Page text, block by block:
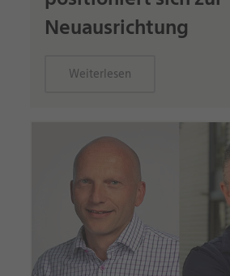
Neuausrichtung
Weiterlesen